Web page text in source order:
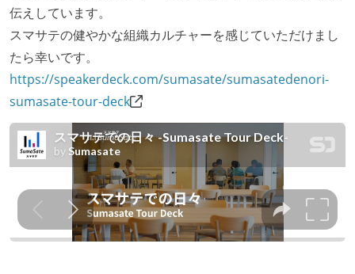
伝えしています。
スマサテの健やかな組織カルチャーを感じていただけまし
たら幸いです。
https://speakerdeck.com/sumasate/sumasatedenori-
sumasate-tour-deck